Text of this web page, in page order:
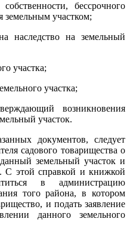
бессрочного
земельным участком;
наследство на земельный
участка;
участка;
возникновения
участок.
документов, следует
садового товарищества о
земельный участок и
С этой справкой и книжкой
в администрацию
того района, в котором
и подать заявление
данного земельного